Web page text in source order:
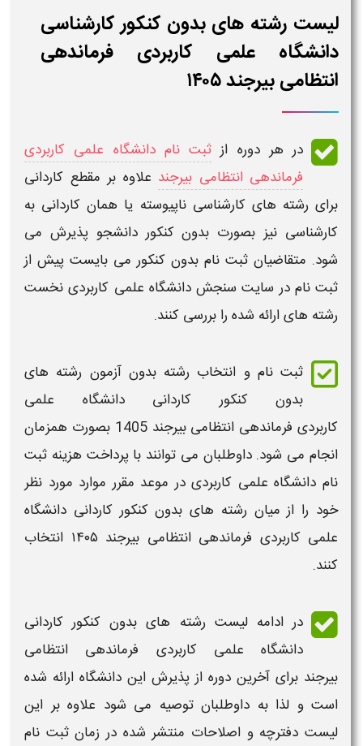
لیست رشته های بدون کنکور کارشناسی
دانشگاه علمی کاربردی فرماندهی
انتظامی بیرجند ۱۴۰۵
در هر دوره از ثبت نام دانشگاه علمی کاربردی
فرماندهی انتظامی بیرجند علاوه بر مقطع کاردانی
برای رشته های کارشناسی ناپیوسته یا همانکاردانی به
کارشناسی نیز بصورت بدون کنکوردانشجو پذیرش می
شود. متقاضیان ثبت نام بدون کنکور می بایست پیش از
ثبت نامدر سایت سنجش دانشگاه علمی کاربردینخست
رشته های ارائه شده را بررسی کنند.
ثبت نام و انتخاب رشته بدون آزمون رشته های
بدون کنکور کاردانی دانشگاه علمی
کاربردی فرماندهی انتظامی بیرجند 1405 بصورت همزمان
انجام می شود. داوطلبان می توانند با پرداخت هزینه ثبت
نام دانشگاه علمی کاربردیدر موعد مقرر موارد مورد نظر
خود را از میان رشته های بدون کنکور کاردانی دانشگاه
علمی کاربردی فرماندهی انتظامی بیرجند ۱۴۰۵
انتخاب
کنند.
در ادامهلیست رشته های بدون کنکور کاردانی
دانشگاه علمی کاربردی فرماندهی انتظامی
بیرجند برای آخرین دوره از پذیرش این دانشگاه ارائه شده
است و لذا به داوطلبان توصیه می شود علاوه بر این
لیست دفترچه و اصلاحات منتشر شده در زمان ثبت نام